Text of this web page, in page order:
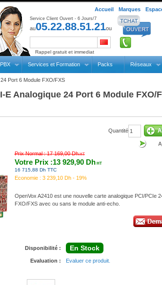
Accueil Marques
Service Client Ouvert - 6 Jours/7
au05.22.88.51.21ou
Rappel gratuit et immediat
Services et Formation Packs Réseaux
Port 6 Module FXO/FXS
E Analogique 24 Port 6 Module FXO/
Quantité
Prix Normal :17 169,00 DhHT
Votre Prix :13 929,90 Dh HT
16 715,88 Dh TTC
Economie : 3 239,10 Dh - 19%
OpenVox A2410 est une nouvelle carte analogique PCI/PCIe
FXO/FXS avec ou sans le module anti-echo.
Disponibilité : En Stock
Evaluation : Evaluer ce produit.